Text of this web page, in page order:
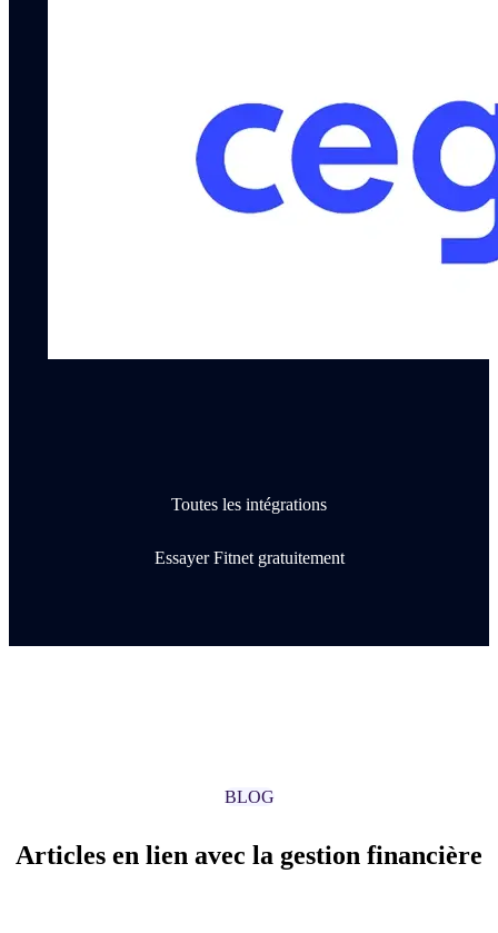
Toutes les intégrations
Essayer Fitnet gratuitement
BLOG
Articles en lien avec la gestion financière